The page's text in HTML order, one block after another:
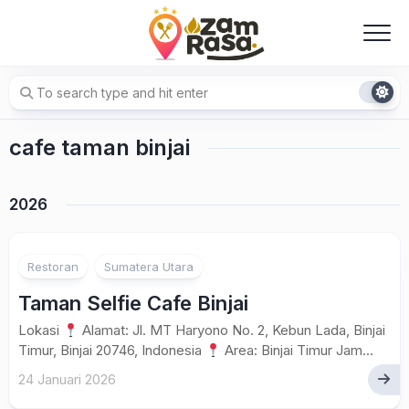
cafe taman binjai
2026
Restoran Sumatera Utara
Taman Selfie Cafe Binjai
Lokasi
Alamat: Jl. MT Haryono No. 2, Kebun Lada, Binjai
Timur, Binjai 20746, Indonesia
Area: Binjai Timur Jam...
24 Januari 2026